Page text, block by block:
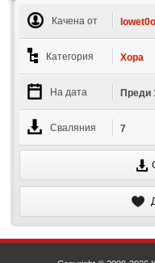
Качена от lowet0o
Категория Хора
На дата Преди
Сваляния 7